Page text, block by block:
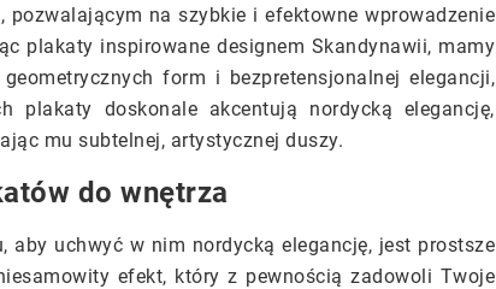
na szybkie i efektowne wprowadzenie
plakaty inspirowane designem Skandynawii, mamy
form i bezpretensjonalnej elegancji,
plakaty doskonale akcentują nordycką elegancję,
mu subtelnej, artystycznej duszy.
do wnętrza
uchwyć w nim nordycką elegancję, jest prostsze
efekt, który z pewnością zadowoli Twoje